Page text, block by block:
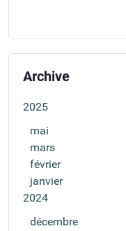
Archive
2025
mai
mars
février
janvier
2024
décembre